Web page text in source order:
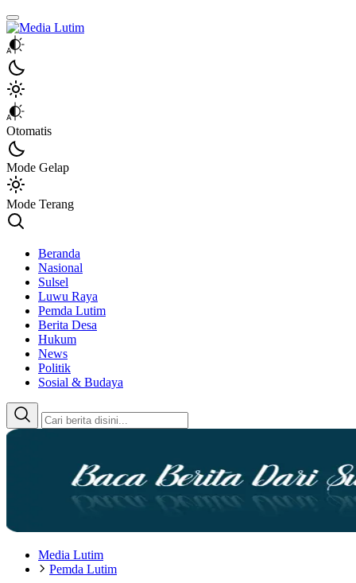
Media Lutim
Info untuk Lutim
Otomatis
Mode Gelap
Mode Terang
Beranda
Nasional
Sulsel
Luwu Raya
Pemda Lutim
Berita Desa
Hukum
News
Politik
Sosial & Budaya
Media Lutim
Pemda Lutim